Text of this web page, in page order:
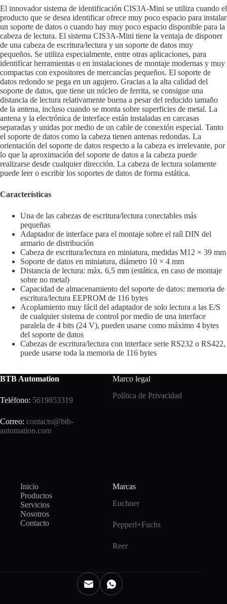
El innovador sistema de identificación CIS3A-Mini se utiliza cuando el
producto que se desea identificar ofrece muy poco espacio para instalar
un soporte de datos o cuando hay muy poco espacio disponible para la
cabeza de lectura. El sistema CIS3A-Mini tiene la ventaja de disponer
de una cabeza de escritura/lectura y un soporte de datos muy
pequeños. Se utiliza especialmente, entre otras aplicaciones, para
identificar herramientas o en instalaciones de montaje modernas y muy
compactas con expositores de mercancías pequeños. El soporte de
datos redondo se pega en un agujero. Gracias a la alta calidad del
soporte de datos, que tiene un núcleo de ferrita, se consigue una
distancia de lectura relativamente buena a pesar del reducido tamaño
de la antena, incluso cuando se monta sobre superficies de metal. La
antena y la electrónica de interface están instaladas en carcasas
separadas y unidas por medio de un cable de conexión especial. Tanto
el soporte de datos como la cabeza tienen antenas redondas. La
orientación del soporte de datos respecto a la cabeza es irrelevante, por
lo que la aproximación del soporte de datos a la cabeza puede
realizarse desde cualquier dirección. La cabeza de lectura solamente
puede leer o escribir los soportes de datos de forma estática.
Características
Una de las cabezas de escritura/lectura conectables más
pequeñas
Adaptador de interface para el montaje sobre el raíl DIN del
armario de distribución
Cabeza de escritura/lectura en miniatura, medidas M12 × 39 mm
Soporte de datos en miniatura, diámetro 10 × 4 mm
Distancia de lectura: máx. 6,5 mm (estática, en caso de montaje
sobre no metal)
Capacidad de almacenamiento del soporte de datos: memoria de
escritura/lectura EEPROM de 116 bytes
Acoplamiento muy fácil del adaptador de solo lectura a las E/S
de cualquier sistema de control por medio de una interface
paralela de 4 bits (24 V), pueden usarse como máximo 4 bytes
del soporte de datos
Cabezas de escritura/lectura con interface serie RS232 o RS422,
puede usarse toda la memoria de 116 bytes
BTB Automation
Teléfono: 5619853319
Correo: contacto@btb-
automation.com
Marco legal
Política de Privacidad
Inicio
Productos
Servicios
Nosotros
Contacto
Marcas
Euchner
Pepperl+Fuchs
Reer